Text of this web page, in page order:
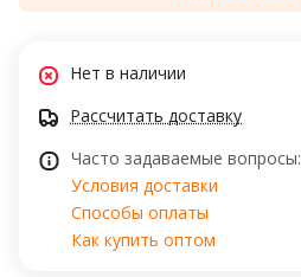
Нет в наличии
Рассчитать доставку
Часто задаваемые вопросы:
Условия доставки
Способы оплаты
Как купить оптом